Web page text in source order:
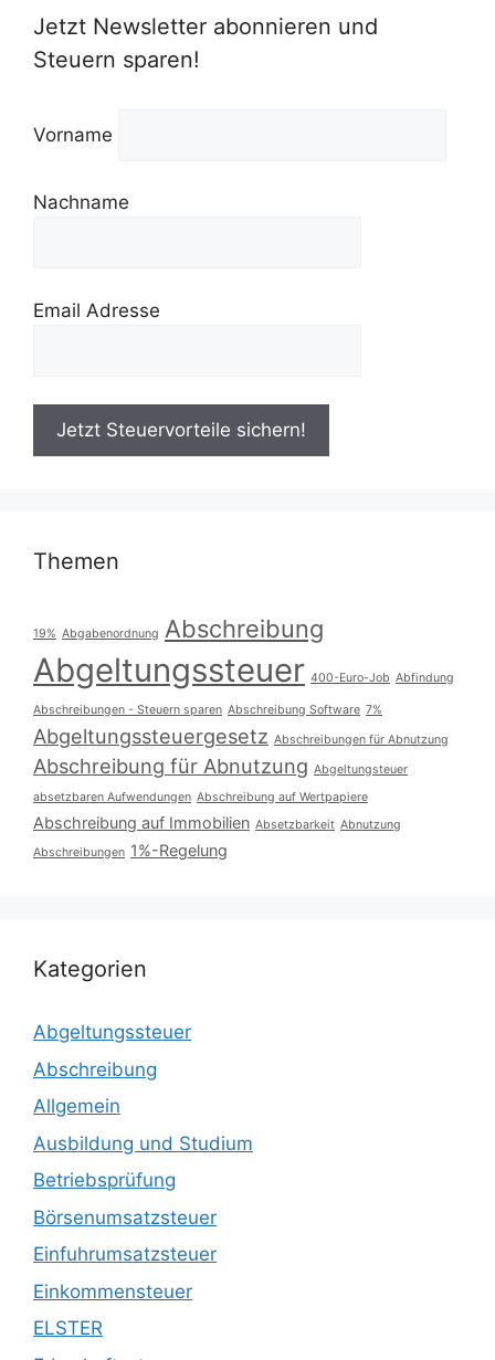
Jetzt Newsletter abonnieren und
Steuern sparen!
Vorname
Nachname
Email Adresse
Themen
19% Abgabenordnung Abschreibung
Abgeltungssteuer 400-Euro-Job Abfindung
Abschreibungen - Steuern sparen Abschreibung Software 7%
Abgeltungssteuergesetz Abschreibungen für Abnutzung
Abschreibung für Abnutzung Abgeltungsteuer
absetzbaren Aufwendungen Abschreibung auf Wertpapiere
Abschreibung auf Immobilien Absetzbarkeit Abnutzung
Abschreibungen 1%-Regelung
Kategorien
Abgeltungssteuer
Abschreibung
Allgemein
Ausbildung und Studium
Betriebsprüfung
Börsenumsatzsteuer
Einfuhrumsatzsteuer
Einkommensteuer
ELSTER